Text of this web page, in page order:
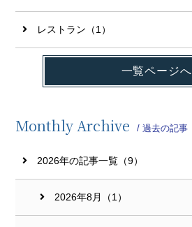
レストラン（1）
一覧ページへ
Monthly Archive / 過去の記事
2026年の記事一覧（9）
2026年8月（1）